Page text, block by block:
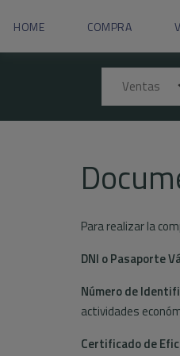
HOME COMPRA
Ventas
Para realizar la
DNI o Pasaporte
Número de
actividades
Certificado de